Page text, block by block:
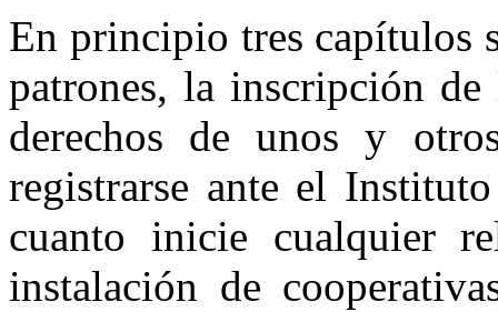
En principio tres capítulos
patrones, la inscripción
derechos de unos y
registrarse ante el
cuanto inicie cualquier
instalación de